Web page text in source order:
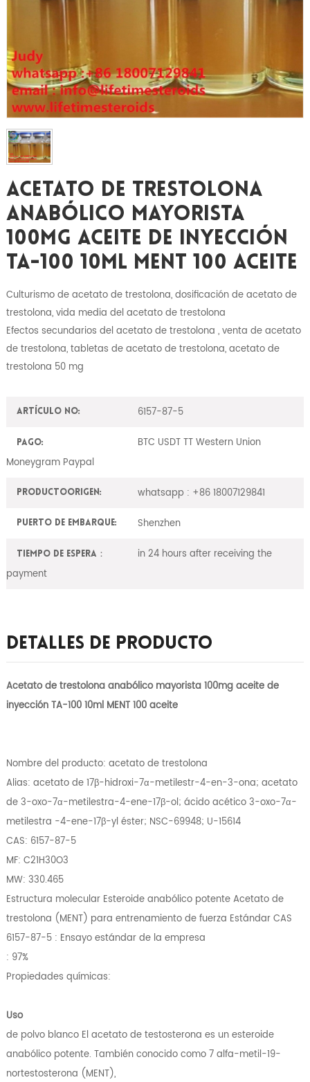
Acetato De Trestolona
Anabólico Mayorista
100mg Aceite De Inyección
TA-100 10ml MENT 100 Aceite
Culturismo de acetato de trestolona, ​​dosificación de acetato de
trestolona, ​​vida media del acetato de trestolona
Efectos secundarios del acetato de trestolona , ​​venta de acetato
de trestolona, ​​tabletas de acetato de trestolona, ​​acetato de
trestolona 50 mg
Artículo No: 6157-87-5
Pago:
BTC USDT TT Western Union
Moneygram Paypal
ProductoOrigen: whatsapp : +86 18007129841
Puerto de embarque: Shenzhen
Tiempo de espera：
in 24 hours after receiving the
payment
Detalles De Producto
Acetato de trestolona anabólico mayorista 100mg aceite de
inyección TA-100 10ml MENT 100 aceite
Nombre del producto: acetato de trestolona
Alias: acetato de 17β-hidroxi-7α-metilestr-4-en-3-ona; acetato
de 3-oxo-7α-metilestra-4-ene-17β-ol; ácido acético 3-oxo-7α-
metilestra -4-ene-17β-yl éster; NSC-69948; U-15614
CAS: 6157-87-5
MF: C21H30O3
MW: 330.465
Estructura molecular Esteroide anabólico potente Acetato de
trestolona (MENT) para entrenamiento de fuerza Estándar CAS
6157-87-5 : Ensayo estándar de la empresa
: 97%
Propiedades químicas:
Uso
de polvo blanco El acetato de testosterona es un esteroide
anabólico potente. También conocido como 7 alfa-metil-19-
nortestosterona (MENT),